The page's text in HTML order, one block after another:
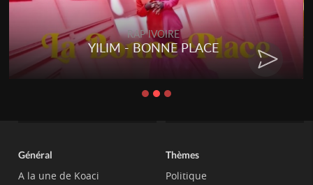
RAP IVOIRE
RENARD BARAKISSA - DOS DE
CHAT
Général
A la une de Koaci
Thèmes
Politique